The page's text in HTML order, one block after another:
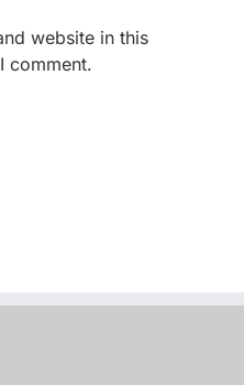
website in this
comment.